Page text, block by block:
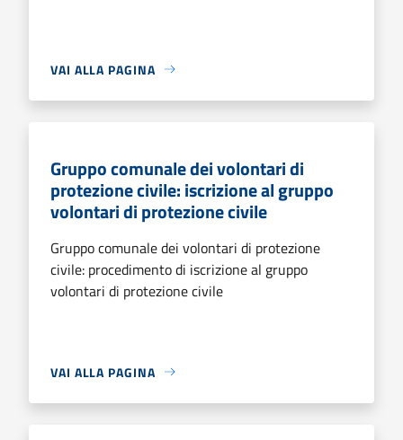
VAI ALLA PAGINA
Gruppo comunale dei volontari di
protezione civile: iscrizione al gruppo
volontari di protezione civile
Gruppo comunale dei volontari di protezione
civile: procedimento di iscrizione al gruppo
volontari di protezione civile
VAI ALLA PAGINA